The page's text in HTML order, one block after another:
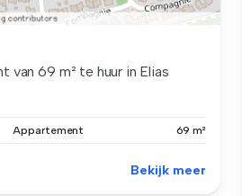
van 69 m² te huur in Elias
Appartement 69 m²
Bekijk meer